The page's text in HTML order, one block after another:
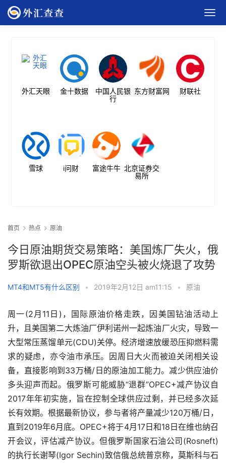
外汇天眼 金十数据
中国人民银
行
东方财富网 财联社
雪球 i问财 富途牛牛 北京证券交
易所
首页 热点 原油
今日原油期货交易策略：美国炼厂失火，俄
罗斯欲退出OPEC原油空头被火烧退了攻势
MT4和MT5有什么区别 • 2019年2月12日 am11:15 • 原油
周一(2月11日)，国际原油价格走跌，因美国钻油活动上
升，且美国第二大炼油厂伊利诺州一起炼油厂火灾，导致一
大型常压蒸馏单元(CDU)关停。经济增速放缓恐压抑燃料需
求的疑虑，亦令油市承压。因周日大火而被迫关闭相关设
备，直接影响到33万桶/日的原油加工能力。减少供应油价
多头迎声而起。俄罗斯可能威胁“退群”OPEC+减产协议自
2017年年初实施，旨在控制全球供应过剩，并已经多次延
长有效期。根据最新协议，参与者将产量减少120万桶/日，
直到2019年6月底。OPEC+将于4月17日和18日在维也纳召
开会议，评估减产协议。但俄罗斯国家石油公司(Rosneft)
的执行长谢琴(Igor Sechin)致信俄总统普京称，莫斯科与石